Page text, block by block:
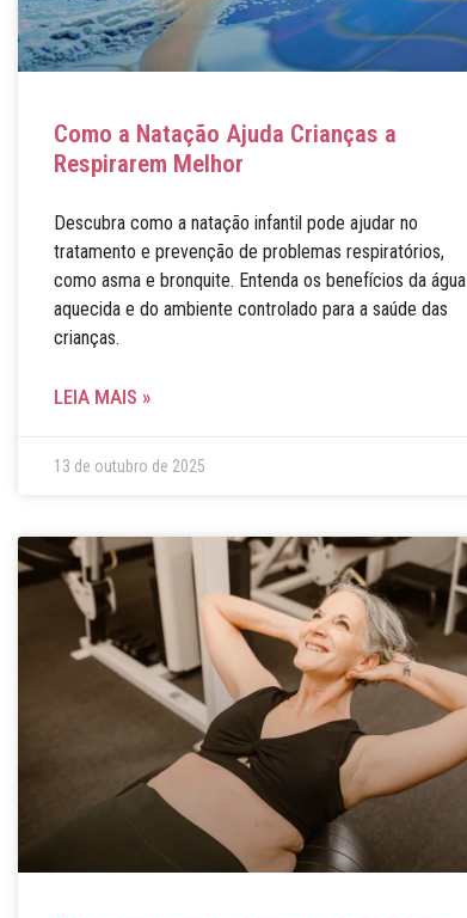
Como a Natação Ajuda Crianças a
Respirarem Melhor
Descubra como a natação infantil pode ajudar no
tratamento e prevenção de problemas respiratórios,
como asma e bronquite. Entenda os benefícios da água
aquecida e do ambiente controlado para a saúde das
crianças.
LEIA MAIS »
13 de outubro de 2025